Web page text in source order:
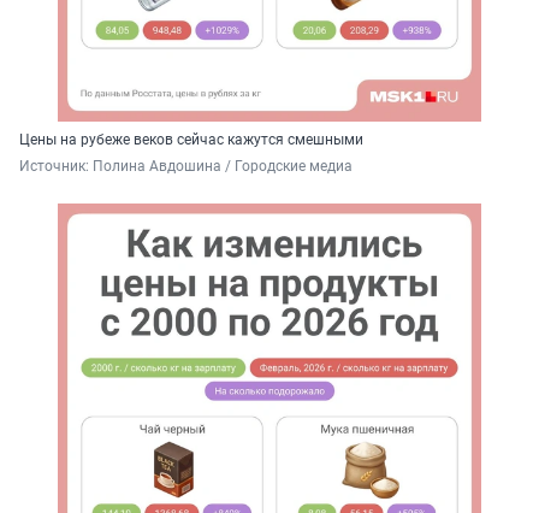
Цены на рубеже веков сейчас кажутся смешными
Источник: Полина Авдошина / Городские медиа